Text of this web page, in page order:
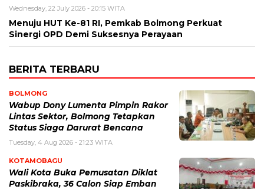
Wednesday, 22 July 2026 - 20:15 WITA
Menuju HUT Ke-81 RI, Pemkab Bolmong Perkuat
Sinergi OPD Demi Suksesnya Perayaan
BERITA TERBARU
BOLMONG
Wabup Dony Lumenta Pimpin Rakor
Lintas Sektor, Bolmong Tetapkan
Status Siaga Darurat Bencana
Tuesday, 4 Aug 2026 - 21:23 WITA
KOTAMOBAGU
Wali Kota Buka Pemusatan Diklat
Paskibraka, 36 Calon Siap Emban